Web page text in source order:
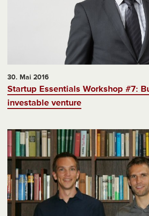
30. Mai 2016
Startup Essentials Workshop #7:
investable venture